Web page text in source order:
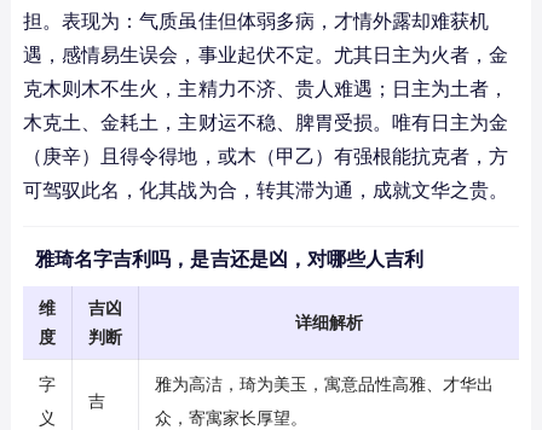
担。表现为：气质虽佳但体弱多病，才情外露却难获机
遇，感情易生误会，事业起伏不定。尤其日主为火者，金
克木则木不生火，主精力不济、贵人难遇；日主为土者，
木克土、金耗土，主财运不稳、脾胃受损。唯有日主为金
（庚辛）且得令得地，或木（甲乙）有强根能抗克者，方
可驾驭此名，化其战为合，转其滞为通，成就文华之贵。
雅琦名字吉利吗，是吉还是凶，对哪些人吉利
维
度
吉凶
判断
详细解析
字
义
吉
雅为高洁，琦为美玉，寓意品性高雅、才华出
众，寄寓家长厚望。